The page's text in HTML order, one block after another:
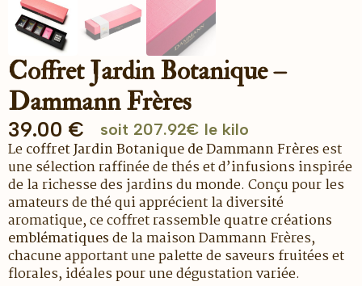
Coffret Jardin Botanique –
Dammann Frères
39.00 € soit 207.92€ le kilo
Lecoffret Jardin Botanique de Dammann Frèresest
une sélection raffinée de thés et d’infusions inspirée
de la richesse des jardins du monde. Conçu pour les
amateurs de thé qui apprécient la diversité
aromatique, ce coffret rassemblequatre créations
emblématiquesde la maison Dammann Frères,
chacune apportant une palette de saveurs fruitées et
florales, idéales pour une dégustation variée.